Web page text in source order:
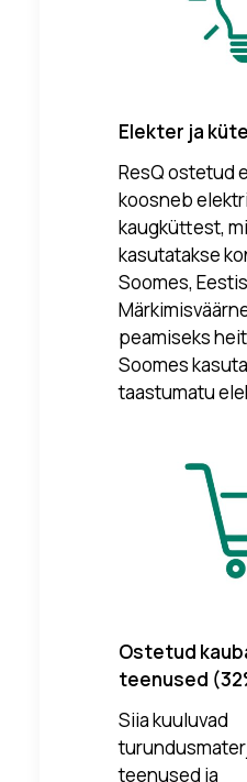
Elekter ja
ResQ ostetud
koosneb
kaugküttest,
kasutatakse
Soomes,
peamiseks
Soomes
taastumatu
Ostetud
teenused
Siia kuuluvad
teenused ja